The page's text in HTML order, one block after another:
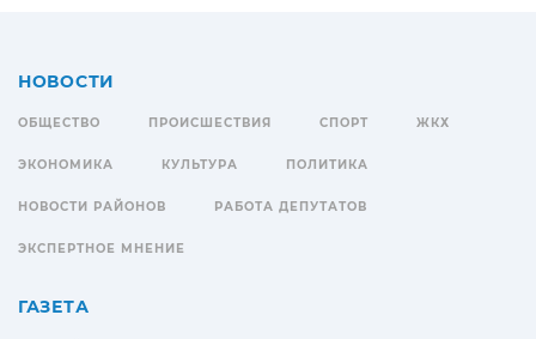
НОВОСТИ
ОБЩЕСТВО ПРОИСШЕСТВИЯ СПОРТ ЖКХ
ЭКОНОМИКА КУЛЬТУРА ПОЛИТИКА
НОВОСТИ РАЙОНОВ РАБОТА ДЕПУТАТОВ
ЭКСПЕРТНОЕ МНЕНИЕ
ГАЗЕТА